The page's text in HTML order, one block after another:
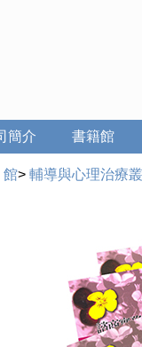
書籍館
簡介
館> 輔導與心理治療